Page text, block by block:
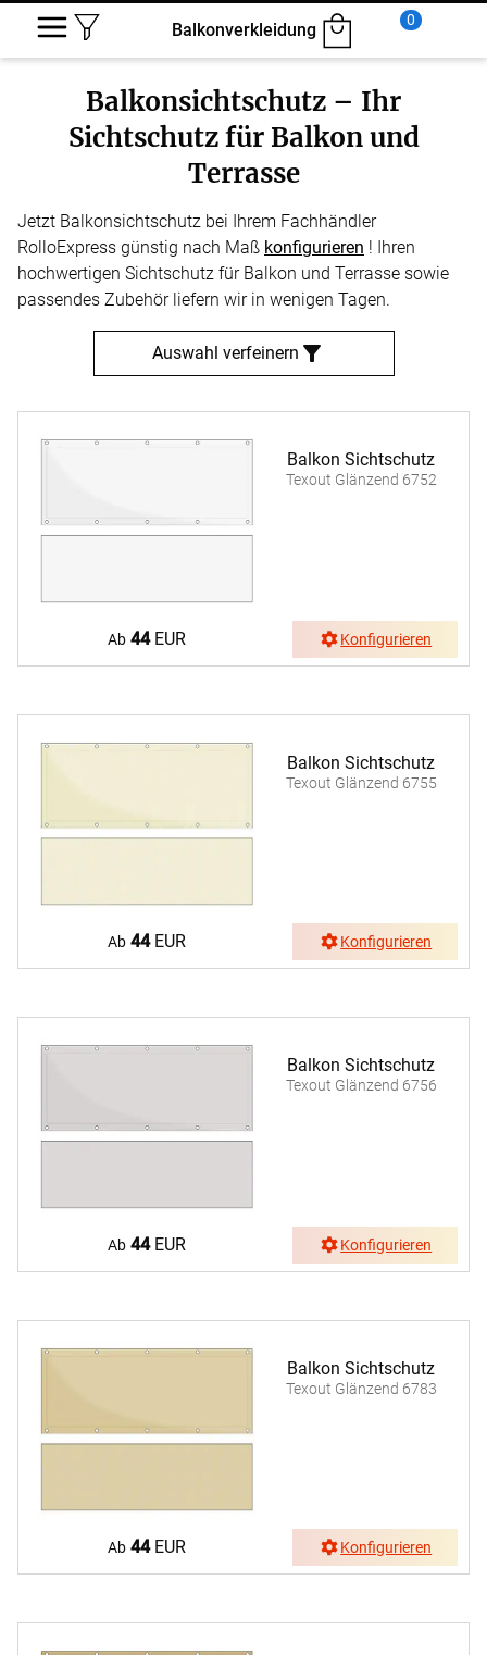
Balkonverkleidung
0
Balkonsichtschutz – Ihr
Sichtschutz für Balkon und
Terrasse
Jetzt Balkonsichtschutz bei Ihrem Fachhändler
RolloExpress günstig nach Maß konfigurieren ! Ihren
hochwertigen Sichtschutz für Balkon und Terrasse sowie
passendes Zubehör liefern wir in wenigen Tagen.
Auswahl verfeinern
Balkon Sichtschutz
Texout Glänzend 6752
Ab 44EUR Konfigurieren
Balkon Sichtschutz
Texout Glänzend 6755
Ab 44EUR Konfigurieren
Balkon Sichtschutz
Texout Glänzend 6756
Ab 44EUR Konfigurieren
Balkon Sichtschutz
Texout Glänzend 6783
Ab 44EUR Konfigurieren